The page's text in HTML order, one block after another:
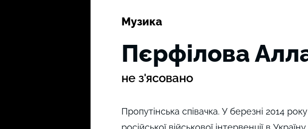
Музика
не з'ясовано
Пєрфілова
Пропутінська співачка. У березні 2014